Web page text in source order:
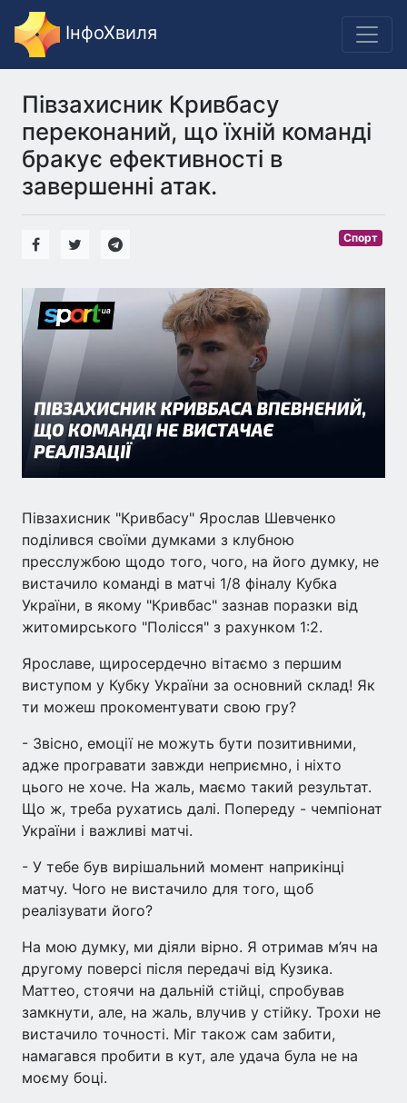
ІнфоХвиля
Півзахисник Кривбасу
переконаний, що їхній команді
бракує ефективності в
завершенні атак.
Спорт
Півзахисник "Кривбасу" Ярослав Шевченко
поділився своїми думками з клубною
пресслужбою щодо того, чого, на його думку, не
вистачило команді в матчі 1/8 фіналу Кубка
України, в якому "Кривбас" зазнав поразки від
житомирського "Полісся" з рахунком 1:2.
Ярославе, щиросердечно вітаємо з першим
виступом у Кубку України за основний склад! Як
ти можеш прокоментувати свою гру?
- Звісно, емоції не можуть бути позитивними,
адже програвати завжди неприємно, і ніхто
цього не хоче. На жаль, маємо такий результат.
Що ж, треба рухатись далі. Попереду - чемпіонат
України і важливі матчі.
- У тебе був вирішальний момент наприкінці
матчу. Чого не вистачило для того, щоб
реалізувати його?
На мою думку, ми діяли вірно. Я отримав м’яч на
другому поверсі після передачі від Кузика.
Маттео, стоячи на дальній стійці, спробував
замкнути, але, на жаль, влучив у стійку. Трохи не
вистачило точності. Міг також сам забити,
намагався пробити в кут, але удача була не на
моєму боці.